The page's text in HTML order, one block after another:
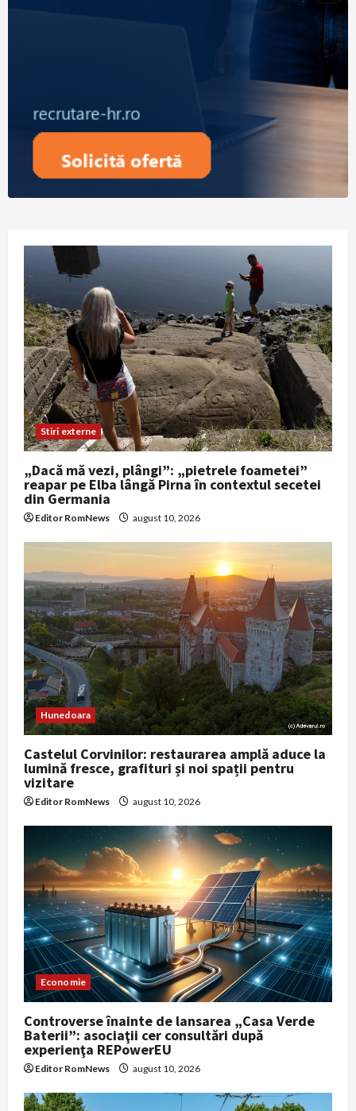
Stiri externe
„Dacă mă vezi, plângi”: „pietrele foametei”
reapar pe Elba lângă Pirna în contextul secetei
din Germania
Editor RomNews august 10, 2026
Hunedoara
Castelul Corvinilor: restaurarea amplă aduce la
lumină fresce, grafituri și noi spații pentru
vizitare
Editor RomNews august 10, 2026
Economie
Controverse înainte de lansarea „Casa Verde
Baterii”: asociaţii cer consultări după
experienţa REPowerEU
Editor RomNews august 10, 2026